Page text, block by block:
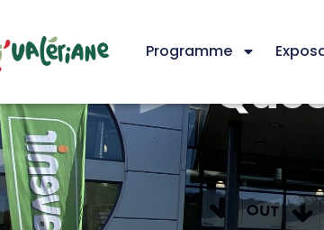
Programme